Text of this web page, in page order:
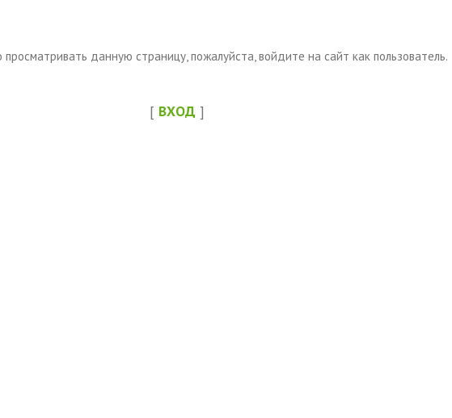
просматривать данную страницу, пожалуйста, войдите на сайт как пользователь.
[ ВХОД ]